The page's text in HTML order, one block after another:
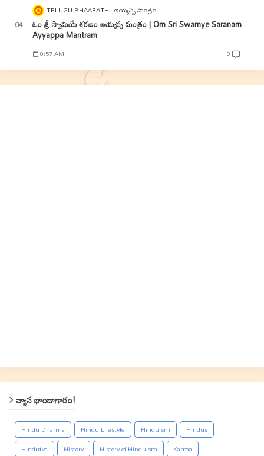
TELUGU BHAARATH అయ్యప్ప మంత్రం
ఓం శ్రీ స్వామియే శరణం అయ్యప్ప మంత్రం | Om Sri Swamye Saranam
Ayyappa Mantram
8:57 AM 0
వ్యాస భాండాగారం!
Hindu Dharma Hindu Lifestyle Hinduism
Hindus
Hindutva
History History of Hinduism
Karma